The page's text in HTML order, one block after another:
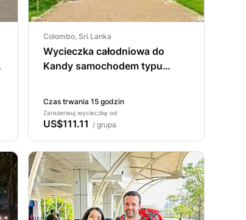
Colombo, Sri Lanka
Wycieczka całodniowa do
Kandy samochodem typu
Czas trwania 15 godzin
Zarezerwuj wycieczkę od
US$111.11 / grupa